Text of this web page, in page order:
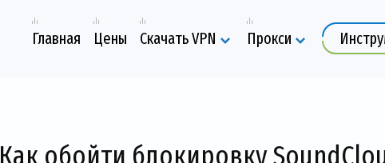
Главная Цены Скачать VPN Прокси
Как обойти блокировку